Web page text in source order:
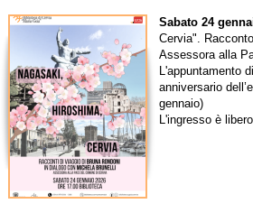
Sabato 24
Cervia".
Assessora alla
L'appuntamento
anniversario
gennaio)
L'ingresso è